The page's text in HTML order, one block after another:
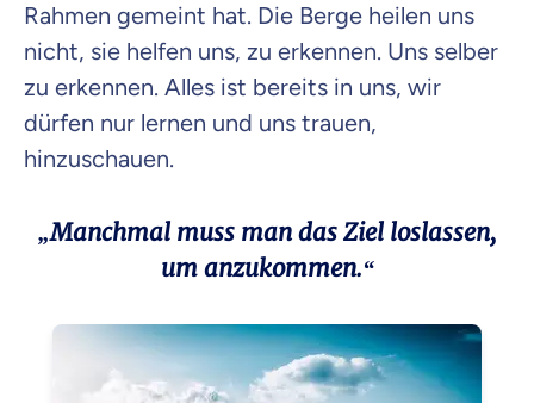
Rahmen gemeint hat. Die Berge heilen uns
nicht, sie helfen uns, zu erkennen. Uns selber
zu erkennen. Alles ist bereits in uns, wir
dürfen nur lernen und uns trauen,
hinzuschauen.
„Manchmal muss man das Ziel loslassen,
um anzukommen.“